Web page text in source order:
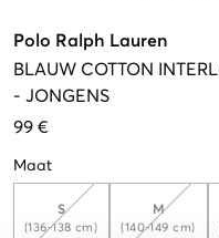
Polo Ralph Lauren
BLAUW COTTON
- JONGENS
99 €
Maat
S
(136-138 cm)
M
(140-149 cm)